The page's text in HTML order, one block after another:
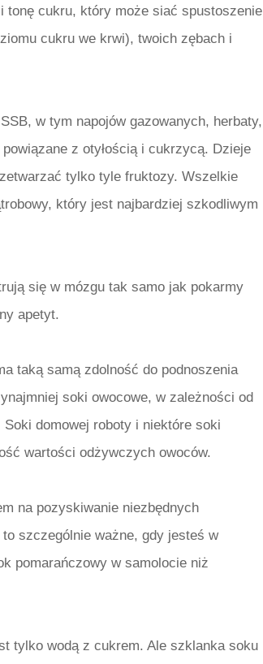
tonę cukru, który może siać spustoszenie
cukru we krwi), twoich zębach i
w tym napojów gazowanych, herbaty,
z otyłością i cukrzycą. Dzieje
tylko tyle fruktozy. Wszelkie
który jest najbardziej szkodliwym
się w mózgu tak samo jak pokarmy
apetyt.
taką samą zdolność do podnoszenia
soki owocowe, w zależności od
domowej roboty i niektóre soki
wartości odżywczych owoców.
na pozyskiwanie niezbędnych
szczególnie ważne, gdy jesteś w
pomarańczowy w samolocie niż
tylko wodą z cukrem. Ale szklanka soku